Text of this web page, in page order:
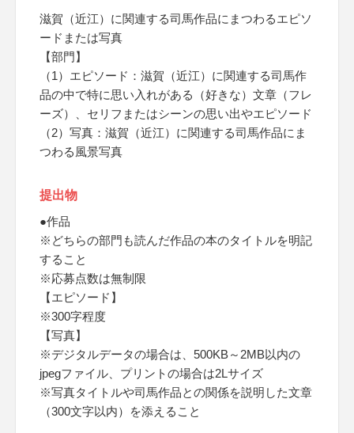
滋賀（近江）に関連する司馬作品にまつわるエピソ
ードまたは写真
【部門】
（1）エピソード：滋賀（近江）に関連する司馬作
品の中で特に思い入れがある（好きな）文章（フレ
ーズ）、セリフまたはシーンの思い出やエピソード
（2）写真：滋賀（近江）に関連する司馬作品にま
つわる風景写真
提出物
●作品
※どちらの部門も読んだ作品の本のタイトルを明記
すること
※応募点数は無制限
【エピソード】
※300字程度
【写真】
※デジタルデータの場合は、500KB～2MB以内の
jpegファイル、プリントの場合は2Lサイズ
※写真タイトルや司馬作品との関係を説明した文章
（300文字以内）を添えること